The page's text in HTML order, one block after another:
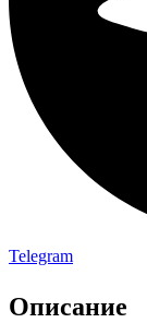
Telegram
Описание